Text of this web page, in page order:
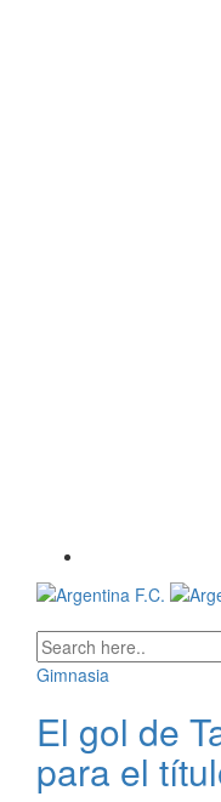
Gimnasia
El gol de
para el